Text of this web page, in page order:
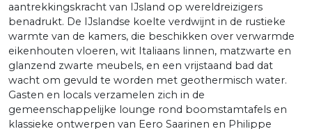
aantrekkingskracht van IJsland op wereldreizigers
benadrukt. De IJslandse koelte verdwijnt in de rustieke
warmte van de kamers, die beschikken over verwarmde
eikenhouten vloeren, wit Italiaans linnen, matzwarte en
glanzend zwarte meubels, en een vrijstaand bad dat
wacht om gevuld te worden met geothermisch water.
Gasten en locals verzamelen zich in de
gemeenschappelijke lounge rond boomstamtafels en
klassieke ontwerpen van Eero Saarinen en Philippe